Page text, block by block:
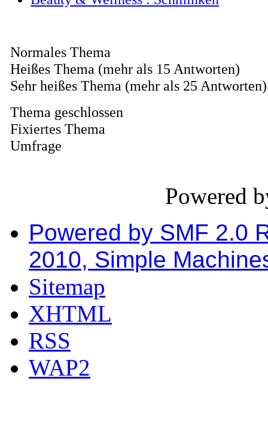
Normales Thema
Heißes Thema (mehr als 15 Antworten)
Sehr heißes Thema (mehr als 25 Antworten)
Thema geschlossen
Fixiertes Thema
Umfrage
Powered
Powered by SMF 2.0
2010, Simple
Sitemap
XHTML
RSS
WAP2